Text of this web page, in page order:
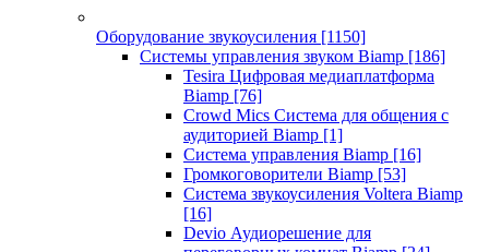
Оборудование звукоусиления [1150]
Системы управления звуком Biamp [186]
Tesira Цифровая медиаплатформа
Biamp [76]
Crowd Mics Система для общения с
аудиторией Biamp [1]
Система управления Biamp [16]
Громкоговорители Biamp [53]
Система звукоусиления Voltera Biamp
[16]
Devio Аудиорешение для